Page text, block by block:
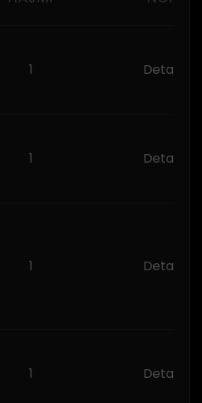
1 Detail
1 Detail
1 Detail
1 Detail